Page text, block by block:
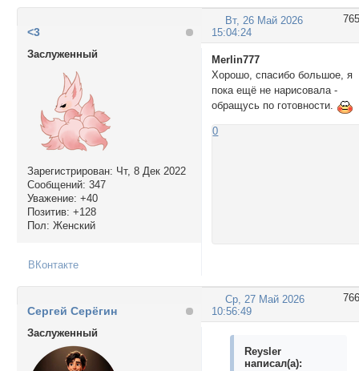
765
Вт, 26 Май 2026
15:04:24
<3
Заслуженный
Зарегистрирован: Чт, 8 Дек 2022
Сообщений: 347
Уважение: +40
Позитив: +128
Пол: Женский
Merlin777
Хорошо, спасибо большое, я
пока ещё не нарисовала -
обращусь по готовности.
0
ВКонтакте
766
Ср, 27 Май 2026
10:56:49
Сергей Серёгин
Заслуженный
Reysler
написал(а):